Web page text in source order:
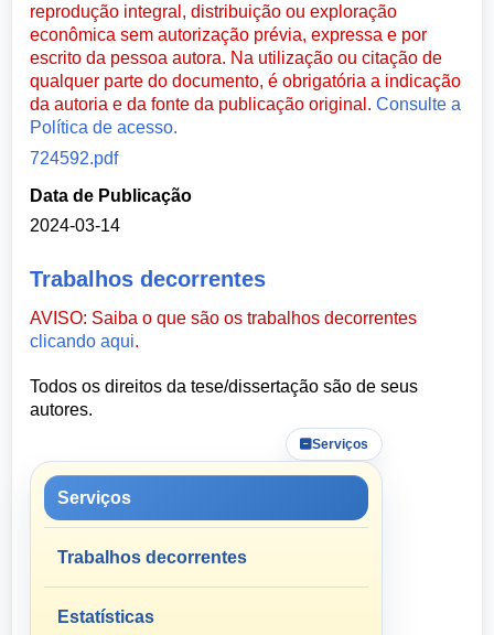
reprodução integral, distribuição ou exploração
econômica sem autorização prévia, expressa e por
escrito da pessoa autora. Na utilização ou citação de
qualquer parte do documento, é obrigatória a indicação
da autoria e da fonte da publicação original.Consulte a
Política de acesso.
724592.pdf
Data de Publicação
2024-03-14
Trabalhos decorrentes
AVISO: Saiba o que são os trabalhos decorrentes
clicando aqui.
Todos os direitos da tese/dissertação são de seus
autores.
Serviços
Serviços
Trabalhos decorrentes
Estatísticas